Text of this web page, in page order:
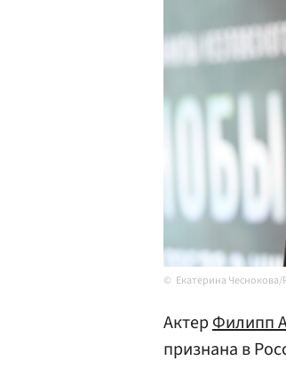
Екатерина
АктерФилипп
признана в